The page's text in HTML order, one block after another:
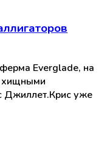
Everglade, на
хищными
Джиллет.Крис уже